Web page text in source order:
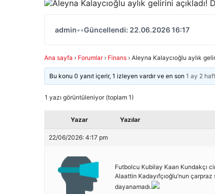
admin••Güncellendi: 22.06.2026 16:17
Ana sayfa › Forumlar › Finans › Aleyna Kalaycıoğlu aylık
Bu konu 0 yanıt içerir, 1 izleyen vardır ve en son1 ay 2
1 yazı görüntüleniyor (toplam 1)
Yazar Yazılar
22/06/2026: 4:17 pm
Futbolcu Kubilay Kaan Kundakçı
Alaattin Kadayıfçıoğlu’nun
dayanamadı.